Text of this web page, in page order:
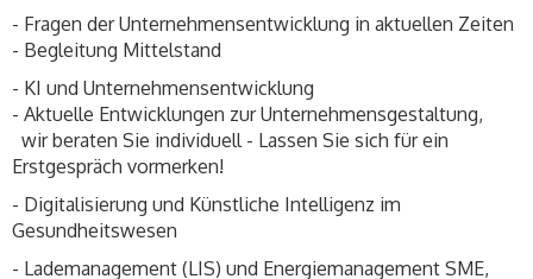
- Fragen der Unternehmensentwicklung in aktuellen Zeiten
- Begleitung Mittelstand
- KI und Unternehmensentwicklung
- Aktuelle Entwicklungen zur Unternehmensgestaltung,
wir beraten Sie individuell - Lassen Sie sich für ein
Erstgespräch vormerken!
- Digitalisierung und Künstliche Intelligenz im
Gesundheitswesen
- Lademanagement (LIS) und Energiemanagement SME,